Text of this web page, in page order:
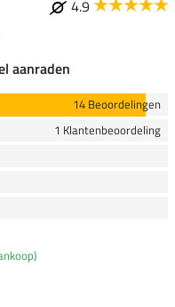
4.9
aanraden
14 Beoordelingen
1 Klantenbeoordeling